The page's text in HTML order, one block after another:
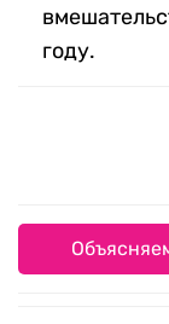
году.